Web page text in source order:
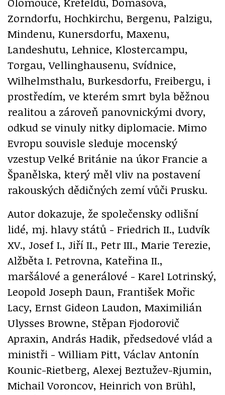
Zorndorfu, Hochkirchu, Bergenu, Palzigu,
Mindenu, Kunersdorfu, Maxenu,
Landeshutu, Lehnice, Klostercampu,
Torgau, Vellinghausenu, Svídnice,
Wilhelmsthalu, Burkesdorfu, Freibergu, i
prostředím, ve kterém smrt byla běžnou
realitou a zároveň panovnickými dvory,
odkud se vinuly nitky diplomacie. Mimo
Evropu souvisle sleduje mocenský
vzestup Velké Británie na úkor Francie a
Španělska, který měl vliv na postavení
rakouských dědičných zemí vůči Prusku.
Autor dokazuje, že společensky odlišní
lidé, mj. hlavy států - Friedrich II., Ludvík
XV., Josef I., Jiří II., Petr III., Marie Terezie,
Alžběta I. Petrovna, Kateřina II.,
maršálové a generálové - Karel Lotrinský,
Leopold Joseph Daun, František Mořic
Lacy, Ernst Gideon Laudon, Maximilián
Ulysses Browne, Stěpan Fjodorovič
Apraxin, András Hadik, předsedové vlád a
ministři - William Pitt, Václav Antonín
Kounic-Rietberg, Alexej Beztužev-Rjumin,
Michail Voroncov, Heinrich von Brühl,